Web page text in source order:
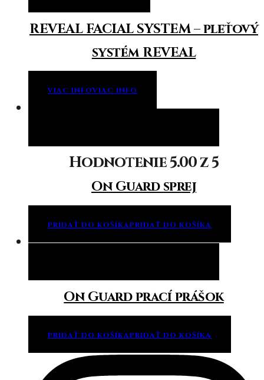
REVEAL FACIAL SYSTEM – pleťový
systém REVEAL
VIAC INFOVIAC INFO
Hodnotenie5.00z 5
On Guard sprej
PRIDAŤ DO KOŠÍKAPRIDAŤ DO KOŠÍKA
On Guard prací prášok
PRIDAŤ DO KOŠÍKAPRIDAŤ DO KOŠÍKA